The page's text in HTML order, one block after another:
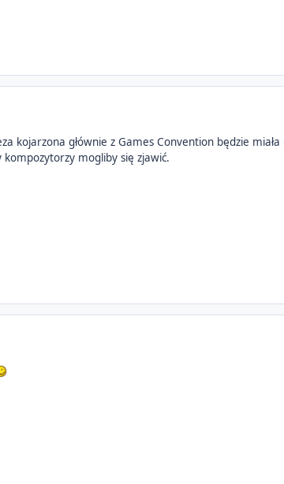
kojarzona głównie z Games Convention będzie
mogliby się zjawić.